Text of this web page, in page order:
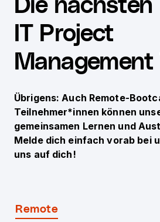
Die nächsten
IT Project
Übrigens: Auch Remote-
Teilnehmer*innen können
gemeinsamen Lernen und
Melde dich einfach vorab bei
uns auf dich!
Remote